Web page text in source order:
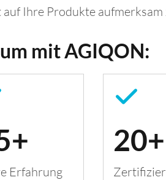
auf Ihre Produkte aufmerksam
mit AGIQON:
Erfahrung
20+